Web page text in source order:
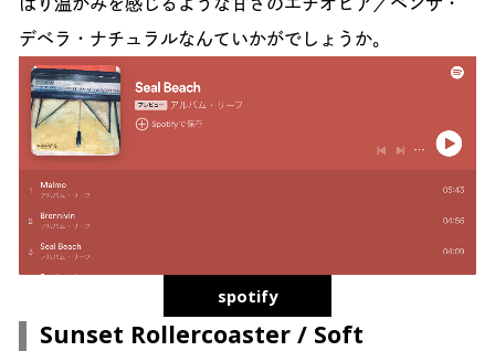
デベラ・ナチュラルなんていかがでしょうか。
spotify
Sunset Rollercoaster / Soft